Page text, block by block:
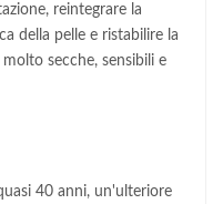
reintegrare la
della pelle e ristabilire la
secche, sensibili e
40 anni, un'ulteriore